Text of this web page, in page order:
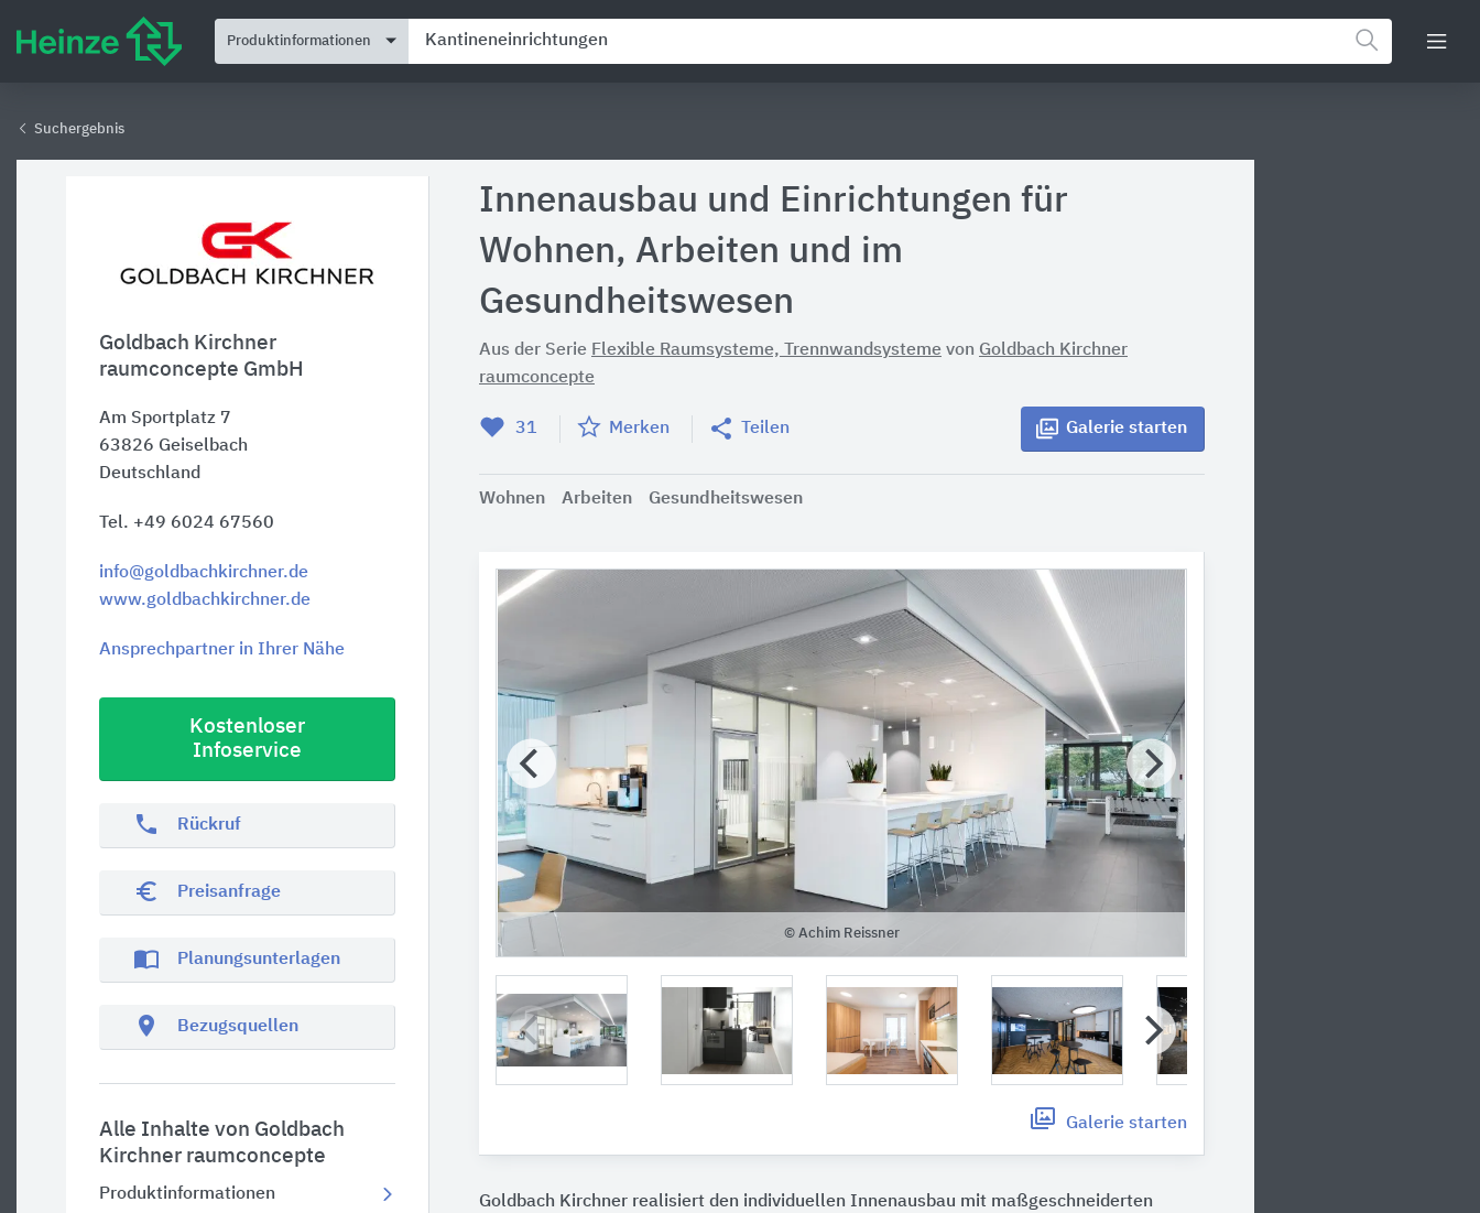
Produktinformationen
Suchergebnis
Goldbach Kirchner
raumconcepte GmbH
Am Sportplatz 7
63826 Geiselbach
Deutschland
Tel. +49 6024 67560
info@goldbachkirchner.de
www.goldbachkirchner.de
Ansprechpartner in Ihrer Nähe
Kostenloser
Infoservice
phone Rückruf
euro_symbol Preisanfrage
import_contacts Planungsunterlagen
location_on Bezugsquellen
Alle Inhalte von Goldbach
Kirchner raumconcepte
Produktinformationen
Innenausbau und Einrichtungen für
Wohnen, Arbeiten und im
Gesundheitswesen
Aus der Serie Flexible Raumsysteme, Trennwandsysteme von Goldbach Kirchner
raumconcepte
31 Merken Teilen Galerie starten
Wohnen Arbeiten Gesundheitswesen
© Achim Reissner
Galerie starten
Goldbach Kirchner realisiert den individuellen Innenausbau mit maßgeschneiderten